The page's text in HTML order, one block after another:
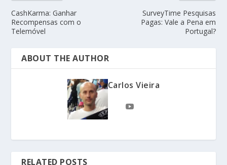
CashKarma: Ganhar
Recompensas com o
Telemóvel
SurveyTime Pesquisas
Pagas: Vale a Pena em
Portugal?
ABOUT THE AUTHOR
Carlos Vieira
RELATED POSTS